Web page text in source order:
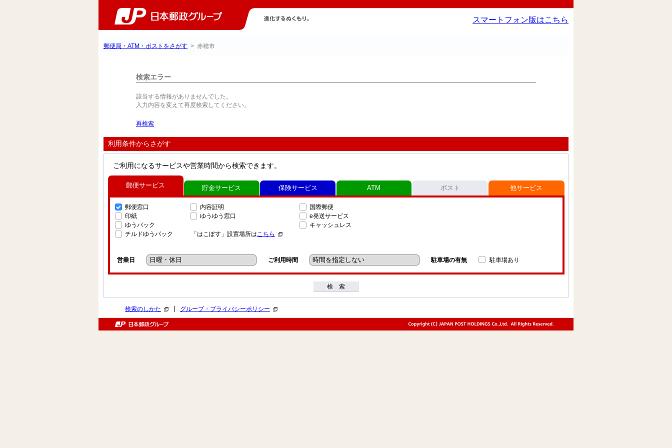
スマートフォン版はこちら
郵便局・ATM・ポストをさがす > 赤穂市
検索エラー
該当する情報がありませんでした。
入力内容を変えて再度検索してください。
再検索
利用条件からさがす
ご利用になるサービスや営業時間から検索できます。
郵便サービス
郵便窓口
印紙
ゆうパック
チルドゆうパック
内容証明
ゆうゆう窓口
「はこぽす」設置場所はこちら
国際郵便
e発送サービス
キャッシュレス
営業日 ご利用時間 駐車場の有無 駐車場あり
貯金サービス 保険サービス ATM ポスト 他サービス
検 索
検索のしかた グループ・プライバシーポリシー